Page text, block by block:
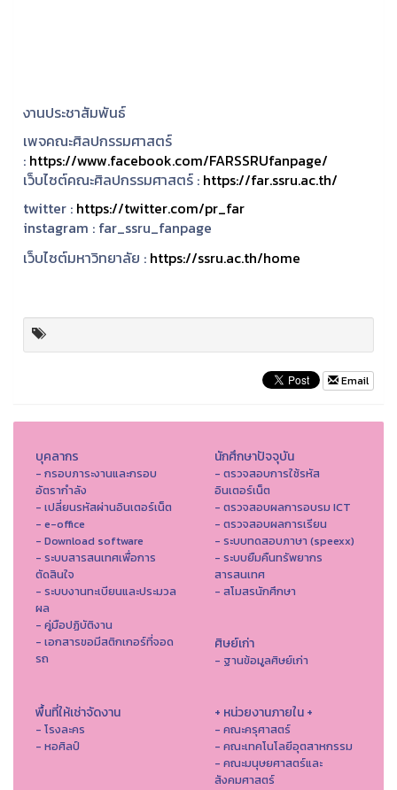
งานประชาสัมพันธ์
เพจคณะศิลปกรรมศาสตร์
: https://www.facebook.com/FARSSRUfanpage/
เว็บไซต์คณะศิลปกรรมศาสตร์ : https://far.ssru.ac.th/
twitter : https://twitter.com/pr_far
instagram : far_ssru_fanpage
เว็บไซต์มหาวิทยาลัย : https://ssru.ac.th/home
Email
บุคลากร
- กรอบภาระงานและกรอบ
อัตรากำลัง
- เปลี่ยนรหัสผ่านอินเตอร์เน็ต
- e-office
- Download software
- ระบบสารสนเทศเพื่อการ
ตัดสินใจ
- ระบบงานทะเบียนและประมวล
ผล
- คู่มือปฏิบัติงาน
- เอกสารขอมีสติกเกอร์ที่จอด
รถ
นักศึกษาปัจจุบัน
- ตรวจสอบการใช้รหัส
อินเตอร์เน็ต
- ตรวจสอบผลการอบรม ICT
- ตรวจสอบผลการเรียน
- ระบบทดสอบภาษา (speexx)
- ระบบยืมคืนทรัพยากร
สารสนเทศ
- สโมสรนักศึกษา
ศิษย์เก่า
- ฐานข้อมูลศิษย์เก่า
พื้นที่ให้เช่าจัดงาน
- โรงละคร
- หอศิลป์
+ หน่วยงานภายใน +
- คณะครุศาสตร์
- คณะเทคโนโลยีอุตสาหกรรม
- คณะมนุษยศาสตร์และ
สังคมศาสตร์